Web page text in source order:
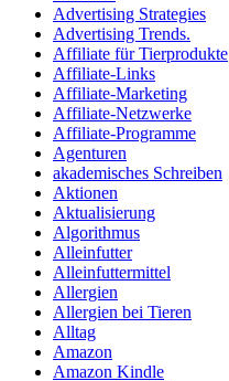
Advertising Strategies
Advertising Trends.
Affiliate für Tierprodukte
Affiliate-Links
Affiliate-Marketing
Affiliate-Netzwerke
Affiliate-Programme
Agenturen
akademisches Schreiben
Aktionen
Aktualisierung
Algorithmus
Alleinfutter
Alleinfuttermittel
Allergien
Allergien bei Tieren
Alltag
Amazon
Amazon Kindle